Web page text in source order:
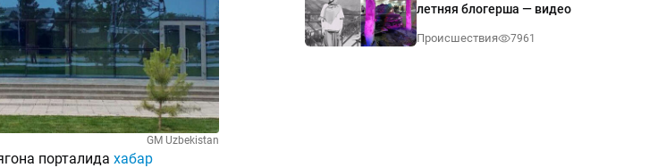
GM Uzbekistan
порталида хабар
летняя блогерша — видео
Происшествия 7961